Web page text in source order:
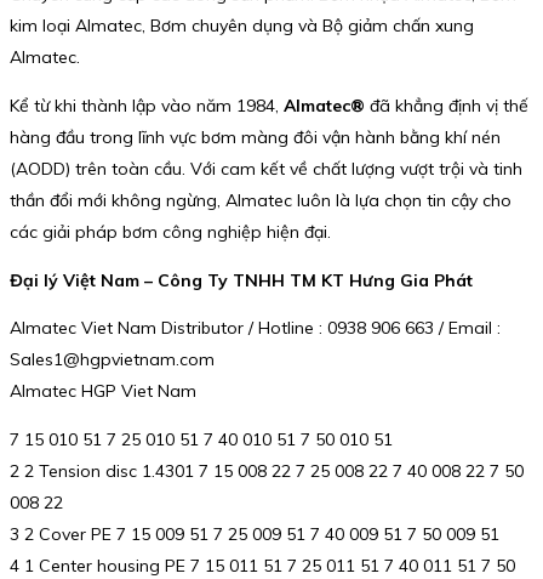
kim loại Almatec, Bơm chuyên dụng và Bộ giảm chấn xung
Almatec.
Kể từ khi thành lập vào năm 1984, Almatec® đã khẳng định vị thế
hàng đầu trong lĩnh vực bơm màng đôi vận hành bằng khí nén
(AODD) trên toàn cầu. Với cam kết về chất lượng vượt trội và tinh
thần đổi mới không ngừng, Almatec luôn là lựa chọn tin cậy cho
các giải pháp bơm công nghiệp hiện đại.
Đại lý Việt Nam – Công Ty TNHH TM KT Hưng Gia Phát
Almatec Viet Nam Distributor / Hotline : 0938 906 663 / Email :
Sales1@hgpvietnam.com
Almatec HGP Viet Nam
7 15 010 51 7 25 010 51 7 40 010 51 7 50 010 51
2 2 Tension disc 1.4301 7 15 008 22 7 25 008 22 7 40 008 22 7 50
008 22
3 2 Cover PE 7 15 009 51 7 25 009 51 7 40 009 51 7 50 009 51
4 1 Center housing PE 7 15 011 51 7 25 011 51 7 40 011 51 7 50